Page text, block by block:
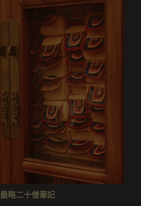
最略二十僧筆記